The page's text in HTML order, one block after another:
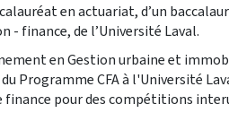
en actuariat, d’un
- finance, de l’Université Laval.
en Gestion urbaine et
du Programme CFA à l'Université
finance pour des compétitions